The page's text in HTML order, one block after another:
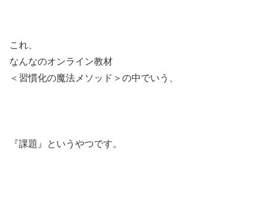
これ、
なんなのオンライン教材
＜習慣化の魔法メソッド＞の中でいう、
『課題』というやつです。